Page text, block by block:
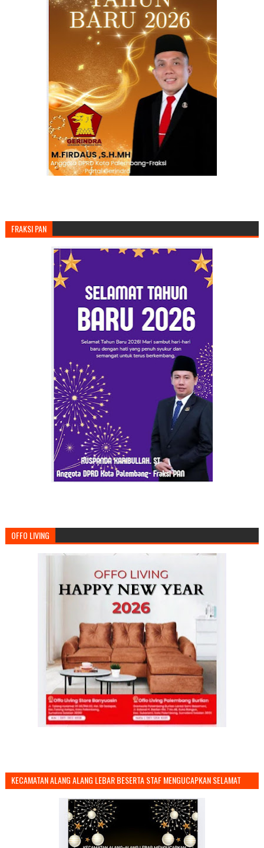
FRAKSI PAN
OFFO LIVING
KECAMATAN ALANG ALANG LEBAR BESERTA STAF MENGUCAPKAN SELAMAT